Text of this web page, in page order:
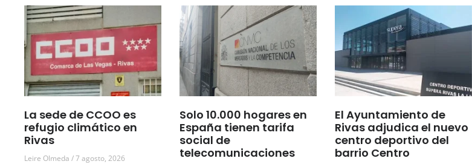
La sede de CCOO es
refugio climático en
Rivas
Leire Olmeda 7 agosto, 2026
Solo 10.000 hogares en
España tienen tarifa
social de
telecomunicaciones
El Ayuntamiento de
Rivas adjudica el nuevo
centro deportivo del
barrio Centro